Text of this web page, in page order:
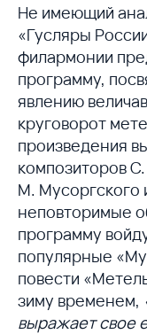
Не имеющий
«Гусляры
филармонии
программу,
явлению
круговорот
произведения
композиторов
М. Мусоргского
неповторимые
программу
популярные
повести
зиму временем,
выражает свое